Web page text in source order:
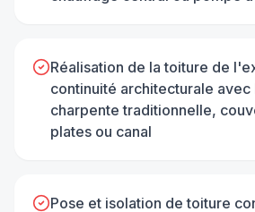
Réalisation de la toiture de
continuité architecturale avec
charpente traditionnelle,
plates ou canal
Pose et isolation de toiture